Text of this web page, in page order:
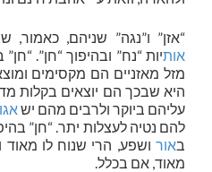
“אזן” ו”נגה” שניהם, כאמור, שווים
אותיות “נח” ובהיפוך “חן”.
מזל מאזניים הם מקסימים
היא שבכך הם יוצאים בקלות
עליהם ביוקר ולרבים מהם ישאגו
להם נטיה לעצלות יתר. “חן”
באור ושפע, הרי שנוח לו מאוד
מאוד, אם בכלל.